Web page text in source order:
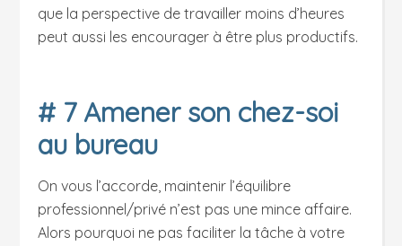
que la perspective de travailler moins d’heures
peut aussi les encourager à être plus productifs.
# 7 Amener son chez-soi
au bureau
On vous l’accorde, maintenir l’équilibre
professionnel/privé n’est pas une mince affaire.
Alors pourquoi ne pas faciliter la tâche à votre